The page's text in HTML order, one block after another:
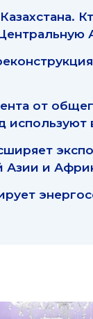
от
используют
Азии и